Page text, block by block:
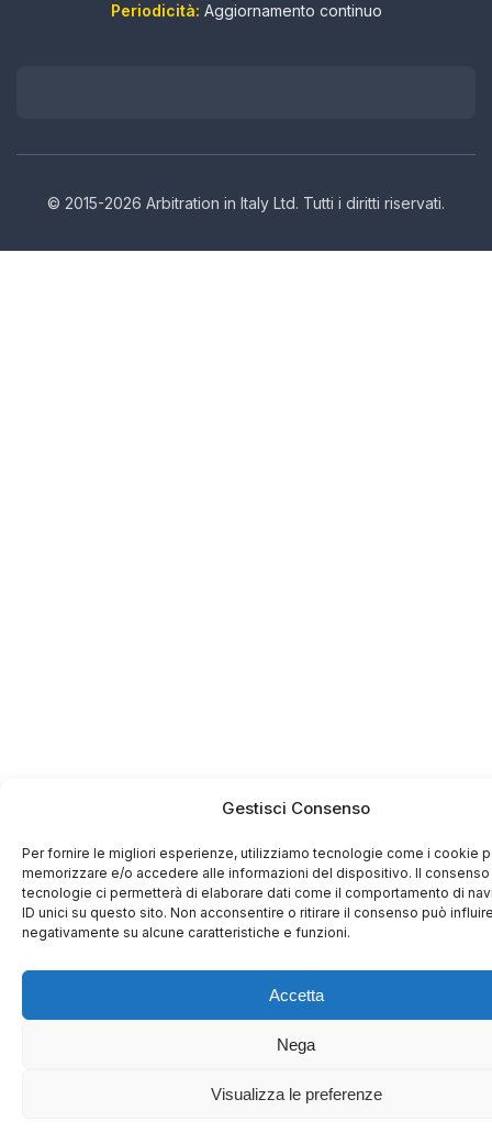
Gestisci Consenso
Per fornire le migliori esperienze, utilizziamo tecnologie come i cookie
memorizzare e/o accedere alle informazioni del dispositivo. Il
tecnologie ci permetterà di elaborare dati come il comportamento di
ID unici su questo sito. Non acconsentire o ritirare il consenso può
negativamente su alcune caratteristiche e funzioni.
Accetta
Nega
Visualizza le preferenze
Periodicità: Aggiornamento continuo
© 2015-2026 Arbitration in Italy Ltd. Tutti i diritti riservati.